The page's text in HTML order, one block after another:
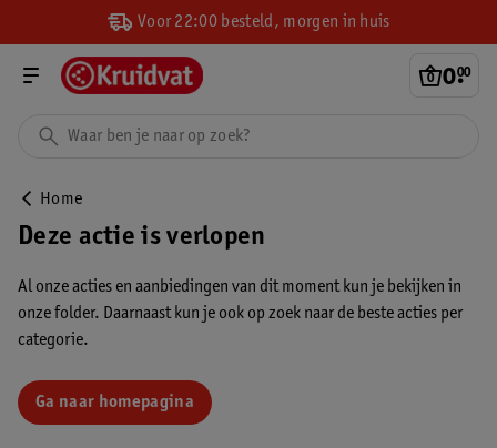
Voor 22:00 besteld, morgen in huis
0.
00
Home
Deze actie is verlopen
Al onze acties en aanbiedingen van dit moment kun je bekijken in
onze folder. Daarnaast kun je ook op zoek naar de beste acties per
categorie.
Ga naar homepagina